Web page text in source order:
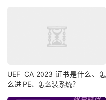
UEFI CA 2023 证书是什么、怎
么进 PE、怎么装系统？